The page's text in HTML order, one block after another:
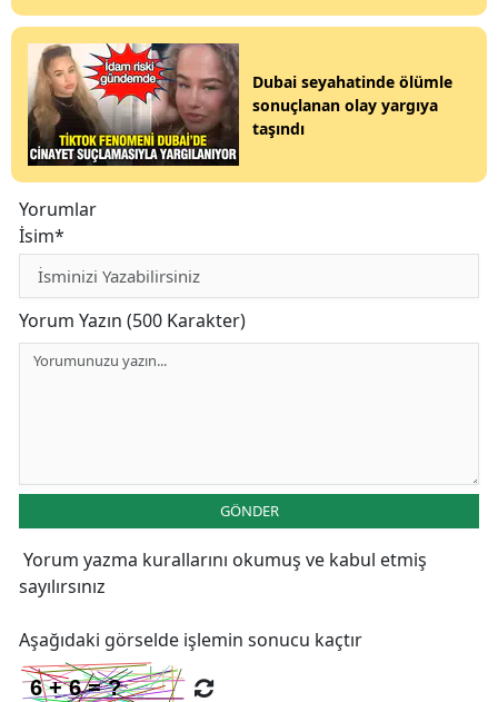
Dubai seyahatinde ölümle
sonuçlanan olay yargıya
taşındı
Yorumlar
İsim*
Yorum Yazın (500 Karakter)
GÖNDER
Yorum yazma kurallarını okumuş ve kabul etmiş
sayılırsınız
Aşağıdaki görselde işlemin sonucu kaçtır